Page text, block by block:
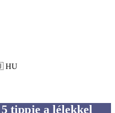
HU
tippje a lélekkel